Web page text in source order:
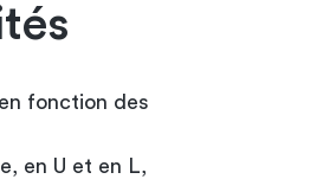
fonction des
en U et en L,